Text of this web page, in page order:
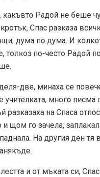
какъвто Радой не беше
Спас разказа
дума по дума. И
толкоз по-често Радой
две, минаха се
учителката, много
разказаха на Спаса
щом го зачела,
На другия ден тя
и от мъката си,